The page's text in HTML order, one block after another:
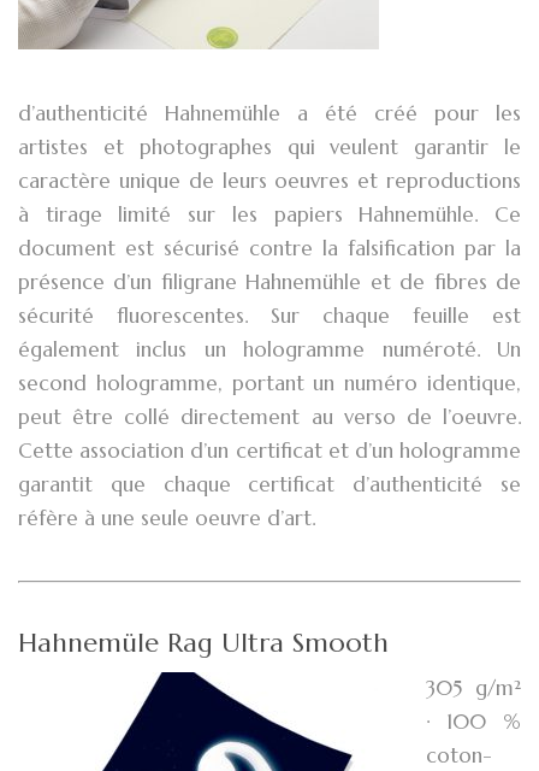
d’authenticité Hahnemühle a été créé pour les
artistes et photographes qui veulent garantir le
caractère unique de leurs oeuvres et reproductions
à tirage limité sur les papiers Hahnemühle. Ce
document est sécurisé contre la falsification par la
présence d’un filigrane Hahnemühle et de fibres de
sécurité fluorescentes. Sur chaque feuille est
également inclus un hologramme numéroté. Un
second hologramme, portant un numéro identique,
peut être collé directement au verso de l’oeuvre.
Cette association d’un certificat et d’un hologramme
garantit que chaque certificat d’authenticité se
réfère à une seule oeuvre d’art.
Hahnemüle Rag Ultra Smooth
305 g/m²
· 100 %
coton-